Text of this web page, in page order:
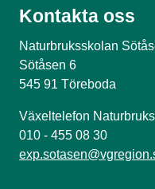
Kontakta oss
Naturbruksskolan
Sötåsen 6
545 91 Töreboda
Växeltelefon
010 - 455 08 30